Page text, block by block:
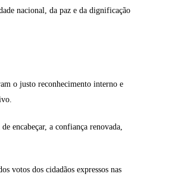
nacional, da paz e da dignificação
o justo reconhecimento interno e
encabeçar, a confiança renovada,
votos dos cidadãos expressos nas